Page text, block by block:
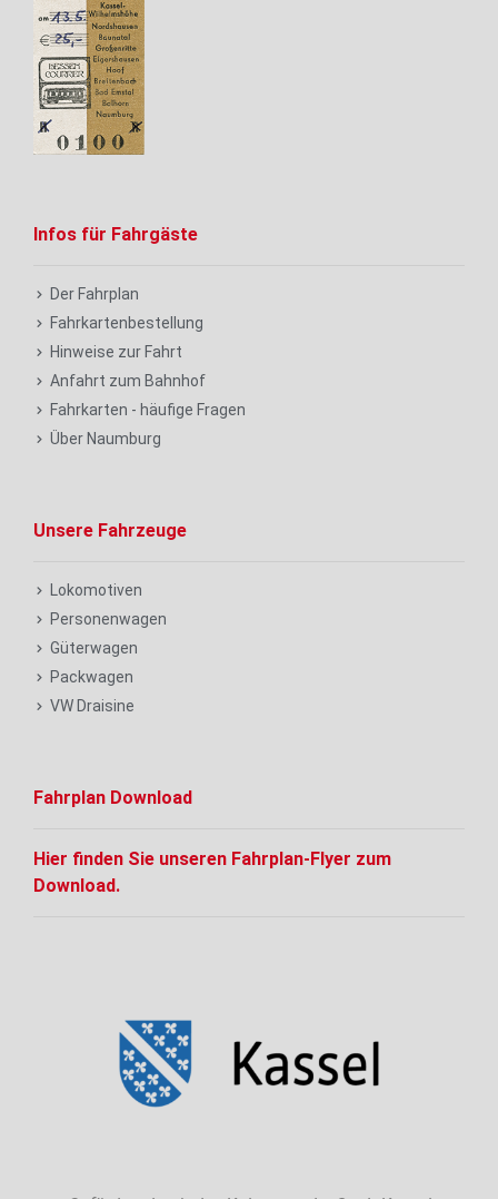
Infos für Fahrgäste
Der Fahrplan
Fahrkartenbestellung
Hinweise zur Fahrt
Anfahrt zum Bahnhof
Fahrkarten - häufige Fragen
Über Naumburg
Unsere Fahrzeuge
Lokomotiven
Personenwagen
Güterwagen
Packwagen
VW Draisine
Fahrplan Download
Hier finden Sie unseren Fahrplan-Flyer zum
Download.